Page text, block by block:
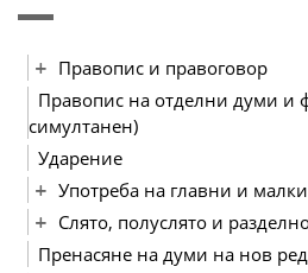
Правопис и правоговор
Правопис на отделни думи и
симултанен)
Ударение
Употреба на главни и
Слято, полуслято и
Пренасяне на думи на нов ред